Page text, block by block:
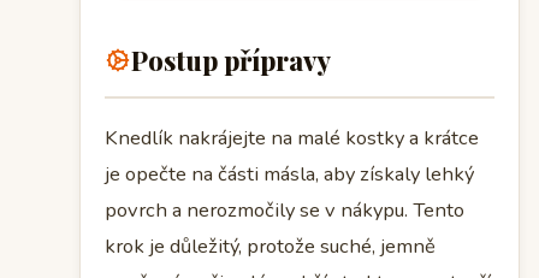
Postup přípravy
Knedlík nakrájejte na malé kostky a krátce
je opečte na části másla, aby získaly lehký
povrch a nerozmočily se v nákypu. Tento
krok je důležitý, protože suché, jemně